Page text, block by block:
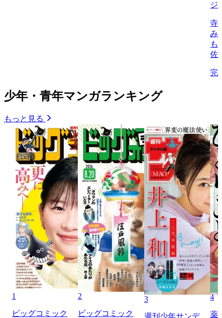
ジ
寺
み
も
佐
完
少年・青年マンガランキング
もっと見る
1
ビッグコミック
2
ビッグコミック
3
週刊少年サンデ
4
薬